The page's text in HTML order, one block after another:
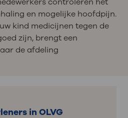
en mogelijke hoofdpijn.
kind medicijnen tegen de
zijn, brengt een
de afdeling
in OLVG